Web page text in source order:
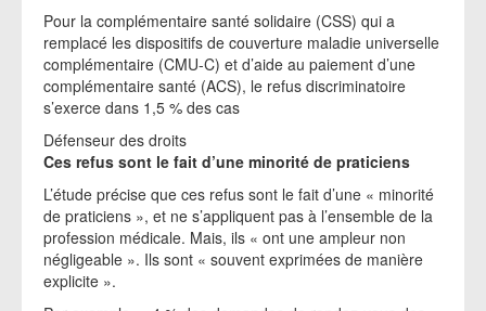
Pour la complémentaire santé solidaire (CSS) qui a
remplacé les dispositifs de couverture maladie universelle
complémentaire (CMU-C) et d’aide au paiement d’une
complémentaire santé (ACS), le refus discriminatoire
s’exerce dans 1,5 % des cas
Défenseur des droits
Ces refus sont le fait d’une minorité de praticiens
L’étude précise que ces refus sont le fait d’une « minorité
de praticiens », et ne s’appliquent pas à l’ensemble de la
profession médicale. Mais, ils « ont une ampleur non
négligeable ». Ils sont « souvent exprimées de manière
explicite ».